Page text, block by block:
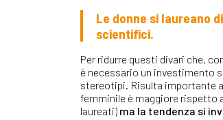
Le donne si laureano
scientifici.
Per ridurre questi divari che,
è necessario un investimento
stereotipi. Risulta importante
femminile è maggiore rispetto
laureati) ma la tendenza si